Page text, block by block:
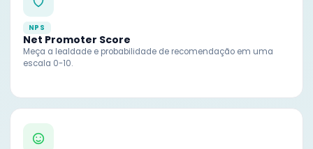
NPS
Net Promoter Score
Meça a lealdade e probabilidade de recomendação em uma
escala 0-10.